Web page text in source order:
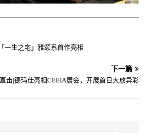
一生之宅」雅颂系首作亮相
下一篇
击|德玛仕亮相CEEIA展会，开展首日大放异彩